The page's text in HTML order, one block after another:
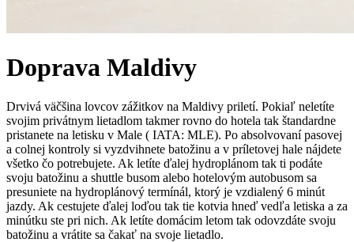
Doprava Maldivy
Drvivá väčšina lovcov zážitkov na Maldivy priletí. Pokiaľ neletíte
svojim privátnym lietadlom takmer rovno do hotela tak štandardne
pristanete na letisku v Male ( IATA: MLE). Po absolvovaní pasovej
a colnej kontroly si vyzdvihnete batožinu a v príletovej hale nájdete
všetko čo potrebujete. Ak letíte ďalej hydroplánom tak ti podáte
svoju batožinu a shuttle busom alebo hotelovým autobusom sa
presuniete na hydroplánový termínál, ktorý je vzdialený 6 minút
jazdy. Ak cestujete ďalej loďou tak tie kotvia hneď vedľa letiska a za
minútku ste pri nich. Ak letíte domácim letom tak odovzdáte svoju
batožinu a vrátite sa čakať na svoje lietadlo.